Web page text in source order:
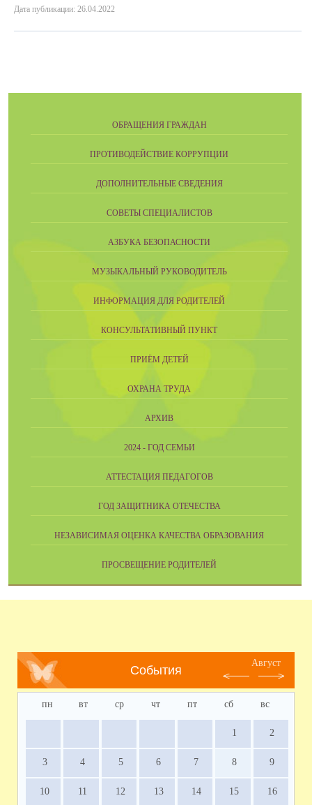
Дата публикации: 26.04.2022
ОБРАЩЕНИЯ ГРАЖДАН
ПРОТИВОДЕЙСТВИЕ КОРРУПЦИИ
ДОПОЛНИТЕЛЬНЫЕ СВЕДЕНИЯ
СОВЕТЫ СПЕЦИАЛИСТОВ
АЗБУКА БЕЗОПАСНОСТИ
МУЗЫКАЛЬНЫЙ РУКОВОДИТЕЛЬ
ИНФОРМАЦИЯ ДЛЯ РОДИТЕЛЕЙ
КОНСУЛЬТАТИВНЫЙ ПУНКТ
ПРИЁМ ДЕТЕЙ
ОХРАНА ТРУДА
АРХИВ
2024 - ГОД СЕМЬИ
АТТЕСТАЦИЯ ПЕДАГОГОВ
ГОД ЗАЩИТНИКА ОТЕЧЕСТВА
НЕЗАВИСИМАЯ ОЦЕНКА КАЧЕСТВА ОБРАЗОВАНИЯ
ПРОСВЕЩЕНИЕ РОДИТЕЛЕЙ
События
Август
пн вт ср чт пт сб вс
1 2
3 4 5 6 7 8 9
10 11 12 13 14 15 16